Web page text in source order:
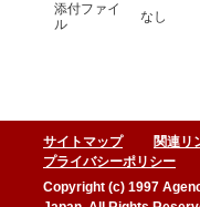
添付ファイ
ル
なし
サイトマップ 関連リ
プライバシーポリシー
Copyright (c) 1997